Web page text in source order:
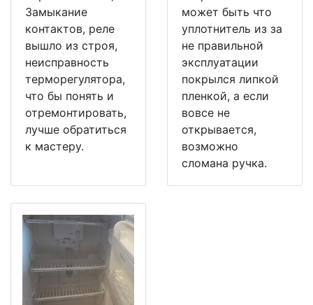
Замыкание
контактов, реле
вышло из строя,
неисправность
терморегулятора,
что бы понять и
отремонтировать,
лучше обратиться
к мастеру.
может быть что
уплотнитель из за
не правильной
эксплуатации
покрылся липкой
пленкой, а если
вовсе не
открывается,
возможно
сломана ручка.